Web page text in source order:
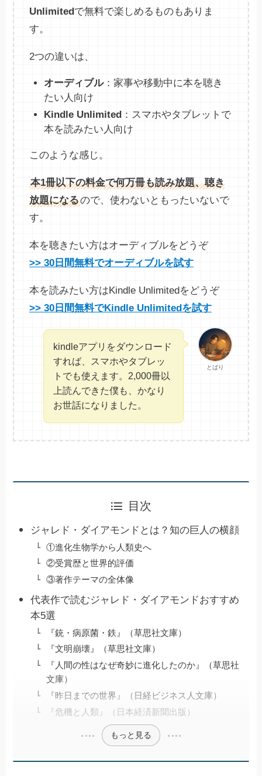
Unlimitedで無料で楽しめるものもありま
す。
2つの違いは、
オーディブル：家事や移動中に本を聴き
たい人向け
Kindle Unlimited ：スマホやタブレットで
本を読みたい人向け
このような感じ。
本1冊以下の料金で何万冊も読み放題、聴き
放題になるので、使わないともったいないで
す。
本を聴きたい方はオーディブルをどうぞ
>> 30日間無料でオーディブルを試す
本を読みたい方はKindle Unlimitedをどうぞ
>> 30日間無料でKindle Unlimitedを試す
とばり
kindleアプリをダウンロード
すれば、スマホやタブレッ
トでも使えます。2,000冊以
上読んできた僕も、かなり
お世話になりました。
目次
ジャレド・ダイアモンドとは？知の巨人の横顔
①進化生物学から人類史へ
②受賞歴と世界的評価
③著作テーマの全体像
代表作で読むジャレド・ダイアモンドおすすめ
本5選
『銃・病原菌・鉄』（草思社文庫）
『文明崩壊』（草思社文庫）
『人間の性はなぜ奇妙に進化したのか』（草思社
文庫）
『昨日までの世界』（日経ビジネス人文庫）
『危機と人類』（日本経済新聞出版）
もっと見る